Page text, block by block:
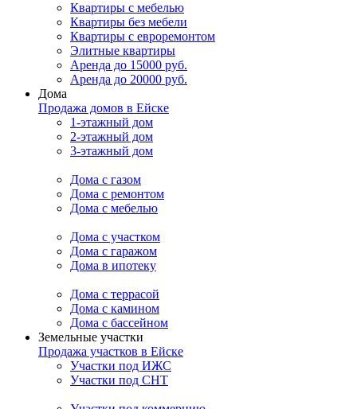
Квартиры с мебелью
Квартиры без мебели
Квартиры с евроремонтом
Элитные квартиры
Аренда до 15000 руб.
Аренда до 20000 руб.
Дома
Продажа домов в Ейске
1-этажный дом
2-этажный дом
3-этажный дом
Дома с газом
Дома с ремонтом
Дома с мебелью
Дома с участком
Дома с гаражом
Дома в ипотеку
Дома с террасой
Дома с камином
Дома с бассейном
Земельные участки
Продажа участков в Ейске
Участки под ИЖС
Участки под СНТ